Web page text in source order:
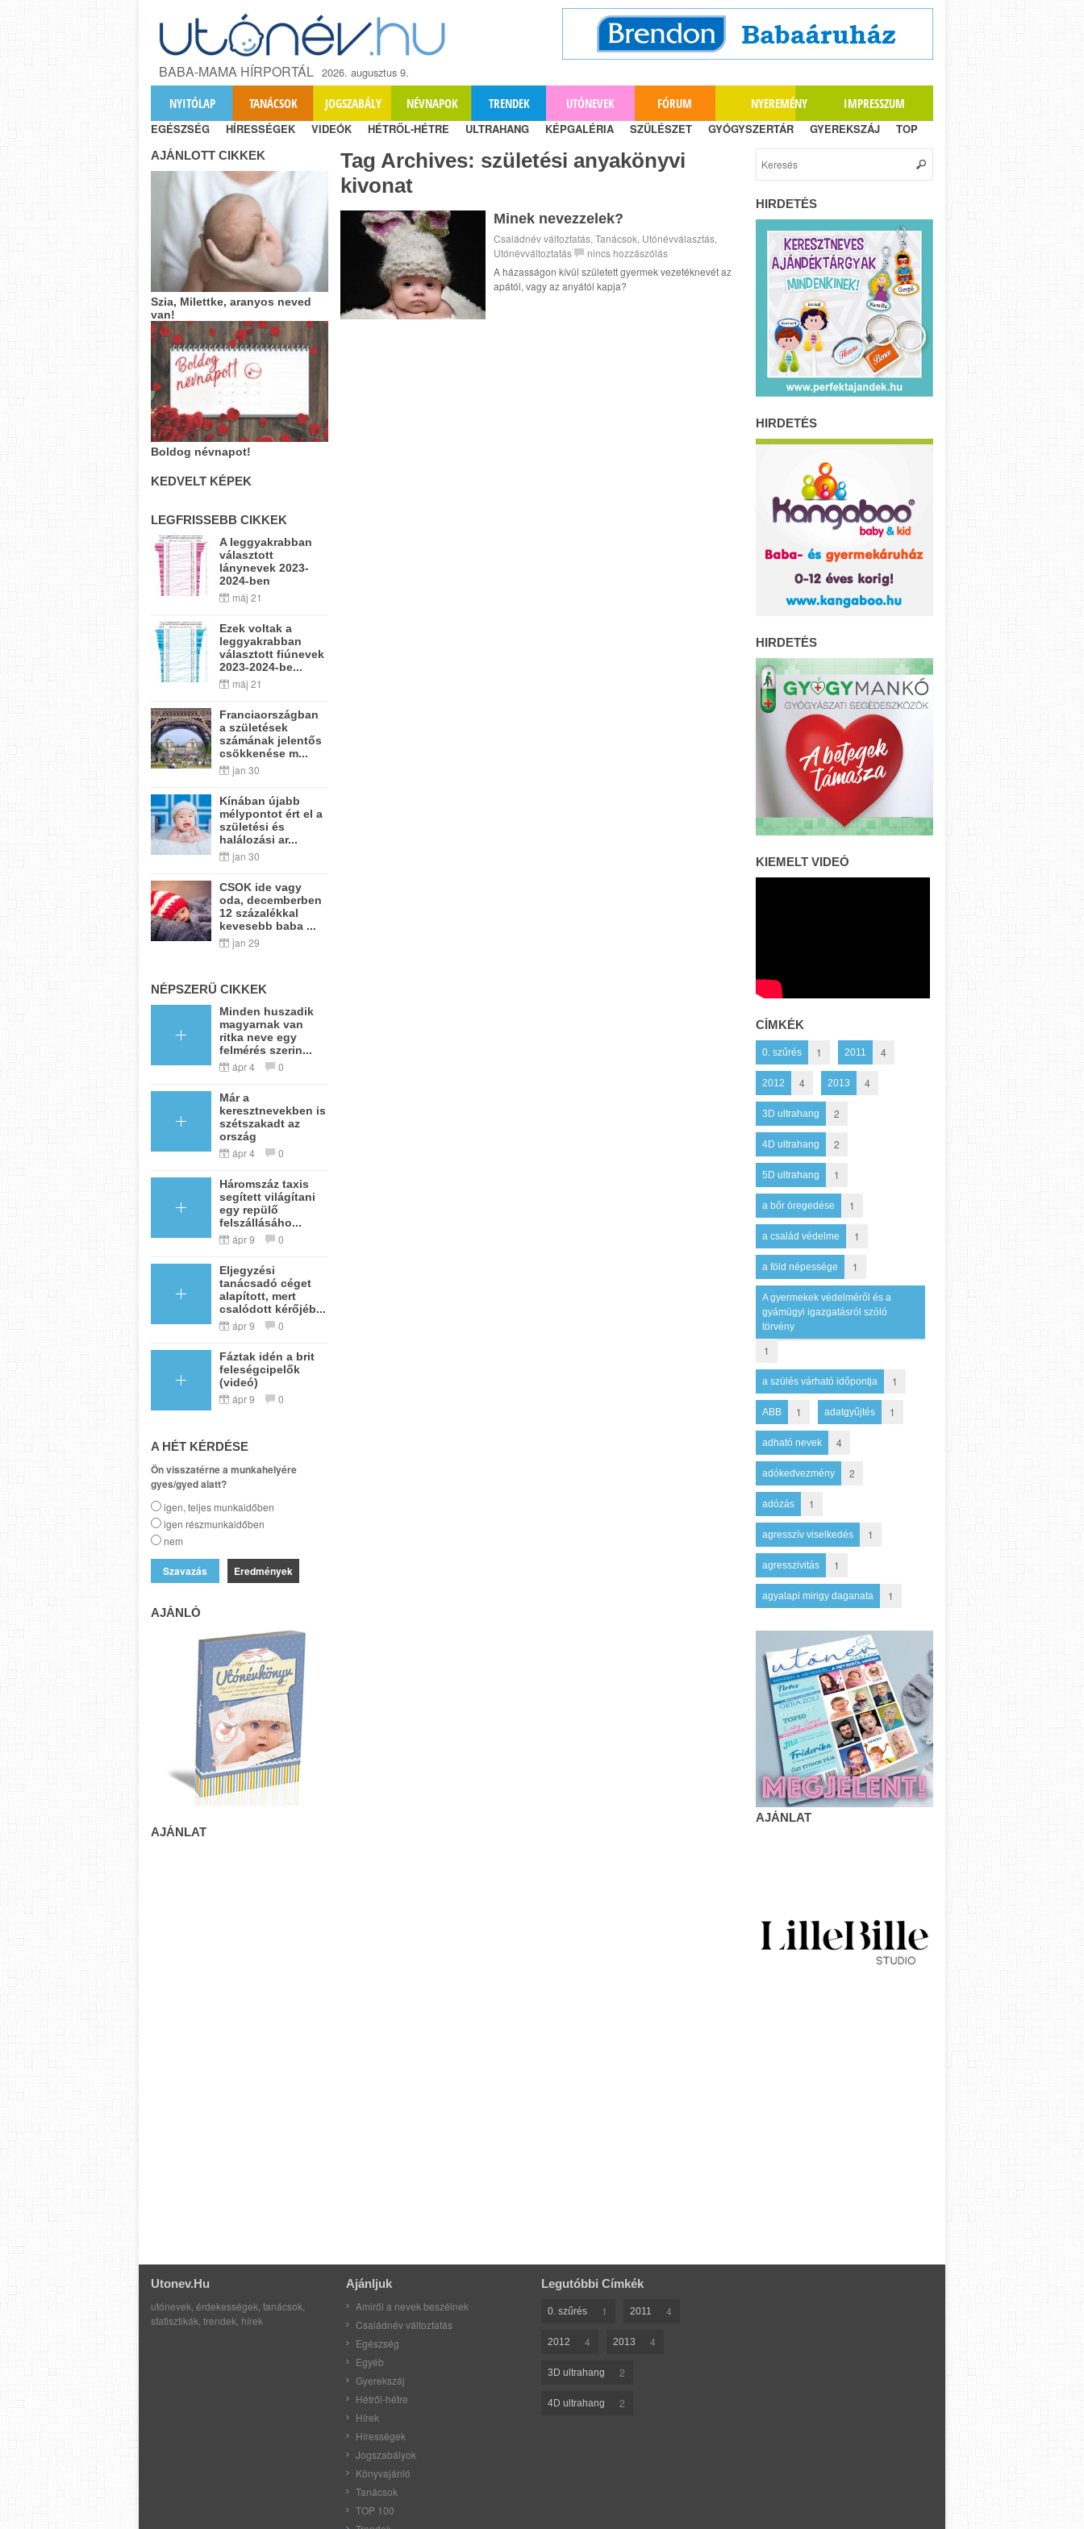
BABA-MAMA HÍRPORTÁL 2026. augusztus 9.
NYITÓLAP TANÁCSOK JOGSZABÁLY NÉVNAPOK TRENDEK UTÓNEVEK FÓRUM NYEREMÉNY IMPRESSZUM
EGÉSZSÉG HÍRESSÉGEK VIDEÓK HÉTRŐL-HÉTRE ULTRAHANG KÉPGALÉRIA SZÜLÉSZET GYÓGYSZERTÁR GYEREKSZÁJ TOP
Tag Archives: születési anyakönyvi
kivonat
Minek nevezzelek?
Családnév változtatás, Tanácsok, Utónévválasztás,
Utónévváltoztatás
nincs hozzászólás
A házasságon kívül született gyermek vezetéknevét az
apától, vagy az anyától kapja?
AJÁNLOTT CIKKEK
Szia, Milettke, aranyos neved
van!
Boldog névnapot!
KEDVELT KÉPEK
LEGFRISSEBB CIKKEK
A leggyakrabban
választott
lánynevek 2023-
2024-ben
máj 21
Ezek voltak a
leggyakrabban
választott fiúnevek
2023-2024-be...
máj 21
Franciaországban
a születések
számának jelentős
csökkenése m...
jan 30
Kínában újabb
mélypontot ért el a
születési és
halálozási ar...
jan 30
CSOK ide vagy
oda, decemberben
12 százalékkal
kevesebb baba ...
jan 29
NÉPSZERŰ CIKKEK
Minden huszadik
magyarnak van
ritka neve egy
felmérés szerin...
ápr 4 0
Már a
keresztnevekben is
szétszakadt az
ország
ápr 4 0
Háromszáz taxis
segített világítani
egy repülő
felszállásáho...
ápr 9 0
Eljegyzési
tanácsadó céget
alapított, mert
csalódott kérőjéb...
ápr 9 0
Fáztak idén a brit
feleségcipelők
(videó)
ápr 9 0
A HÉT KÉRDÉSE
Ön visszatérne a munkahelyére
gyes/gyed alatt?
igen, teljes munkaidőben
igen részmunkaidőben
nem
Eredmények
AJÁNLÓ
AJÁNLAT
HIRDETÉS
HIRDETÉS
HIRDETÉS
KIEMELT VIDEÓ
CÍMKÉK
0. szűrés 1 2011 4
2012 4 2013 4
3D ultrahang 2
4D ultrahang 2
5D ultrahang 1
a bőr öregedése 1
a család védelme 1
a föld népessége 1
A gyermekek védelméről és a
gyámügyi igazgatásról szóló
törvény
1
a szülés várható időpontja 1
ABB 1 adatgyűjtés 1
adható nevek 4
adókedvezmény 2
adózás 1
agresszív viselkedés 1
agresszivitás 1
agyalapi mirigy daganata 1
AJÁNLAT
Utonev.hu
utónevek, érdekességek, tanácsok,
statisztikák, trendek, hírek
Ajánljuk
Amiről a nevek beszélnek
Családnév változtatás
Egészség
Egyéb
Gyerekszáj
Hétről-hétre
Hírek
Hírességek
Jogszabályok
Könyvajánló
Tanácsok
TOP 100
Legutóbbi Címkék
0. szűrés 1 2011 4
2012 4 2013 4
3D ultrahang 2
4D ultrahang 2